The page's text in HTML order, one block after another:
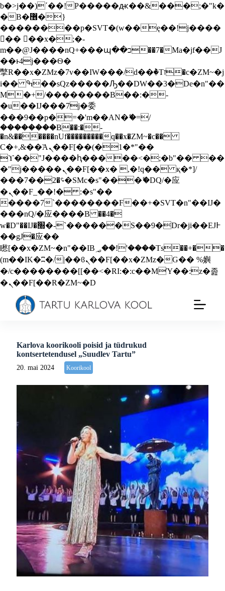
b�>j��)΄��!P�����ԫ��&���;�"k�
�B�޶�}
��������p�SVT�(w��ę��!j����
�� ��x�;�-
m��@J����nQ+���պ��כ��7�Ma�jf��J
��ͱ4j���Ѳ�
撆R��x�ZMz�7v��IW���/d��ٞ�Тז�c�ZM~�j
i�� ߒ��sQz�����Ԡ��DW��3�De�n"��
M�+/��������B��:�-
�u��IJ���7j�委
���9��p�=�'m��AN�ޭ�=/
��������B��:�-
�n&������nUf���������q��x�ZM~�c��
Ϲ�+,&��Ὰܢ��F[��(�1�*"��
ϒ��"J����ԧ�����<�;�b"�� ��
�"j�����ܢ��F[��x� ,�!q�� қ�*]/
���؝�2��7�SMc�s"���ޭ�DQ/�应
�ܢ��F_��!� :�s"��
����7`��������F��+�SVT�n"��IJ�
���nQ/�应����B ��4�
w�D"��IJ�׭�-`������S��9�Dr�ji��EJ߅
��gJ�应��
矁[��x�ZM~�n"��IB؃��!'����Тѕ��+��
(m��IK�ʭ�/|��ϐܢ��F[��x�ZMz�G�� %嬩
�/c��������[[��<�RI:�:c��MΎ��:z�졾
�ܢ��F[��R�ZM~�D
S
k
i
p
t
o
c
o
n
t
e
n
t
Karlova koorikooli poisid ja tüdrukud
kontsertetendusel „Suudlev Tartu”
20. mai 2024 Koorikool